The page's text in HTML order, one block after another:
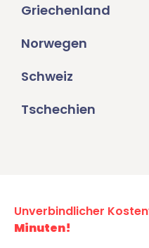
Griechenland
Norwegen
Schweiz
Tschechien
Unverbindlicher
Minuten!